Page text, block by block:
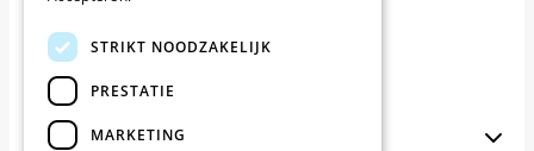
WOLF-Garten
Yardforce
Kabeltesters
STRIKT NOODZAKELIJK
PRESTATIE
MARKETING